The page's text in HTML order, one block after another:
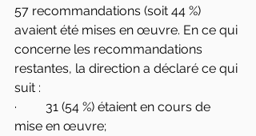
57 recommandations (soit 44 %)
avaient été mises en œuvre. En ce qui
concerne les recommandations
restantes, la direction a déclaré ce qui
suit :
·         31 (54 %) étaient en cours de
mise en œuvre;